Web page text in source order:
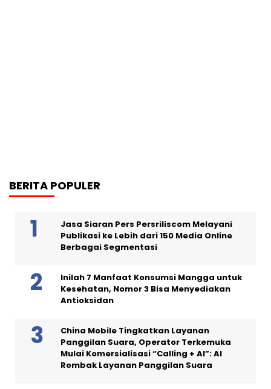
BERITA POPULER
Jasa Siaran Pers Persriliscom Melayani
Publikasi ke Lebih dari 150 Media Online
Berbagai Segmentasi
Inilah 7 Manfaat Konsumsi Mangga untuk
Kesehatan, Nomor 3 Bisa Menyediakan
Antioksidan
China Mobile Tingkatkan Layanan
Panggilan Suara, Operator Terkemuka
Mulai Komersialisasi “Calling + AI”: AI
Rombak Layanan Panggilan Suara